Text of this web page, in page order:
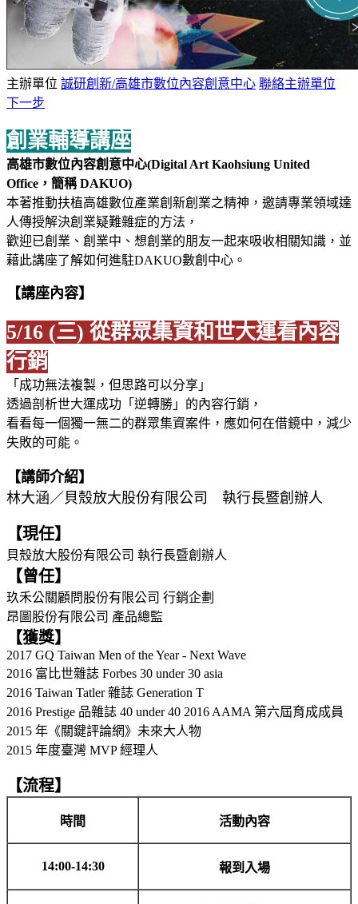
主辦單位 誠研創新/高雄市數位內容創意中心 聯絡主辦單位
下一步
創業輔導講座
高雄市數位內容創意中心(Digital Art Kaohsiung United
Office，簡稱 DAKUO)​
本著推動扶植高雄數位產業創新創業之精神，邀請專業領域達
人傳授解決創業疑難雜症的方法，
歡迎已創業、創業中、想創業的朋友一起來吸收相關知識，並
藉此講座了解如何進駐DAKUO數創中心。
【講座內容】
5/16 (三) 從群眾集資和世大運看內容
行銷
「成功無法複製，但思路可以分享」
透過剖析世大運成功「逆轉勝」的內容行銷，
看看每一個獨一無二的群眾集資案件，應如何在借鏡中，減少
失敗的可能。
【講師介紹】
林大涵／貝殼放大股份有限公司 執行長暨創辦人
【現任】
貝殼放大股份有限公司 執行長暨創辦人
【曾任】
玖禾公關顧問股份有限公司 行銷企劃
昂圖股份有限公司 產品總監
【獲獎】
2017 GQ Taiwan Men of the Year - Next Wave
2016 富比世雜誌 Forbes 30 under 30 asia
2016 Taiwan Tatler 雜誌 Generation T
2016 Prestige 品雜誌 40 under 40 2016 AAMA 第六屆育成成員
2015 年《關鍵評論網》未來大人物
2015 年度臺灣 MVP 經理人
【流程】
時間 活動內容
14:00-14:30 報到入場